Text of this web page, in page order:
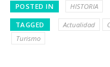
POSTED IN HISTORIA
TAGGED Actualidad
Turismo